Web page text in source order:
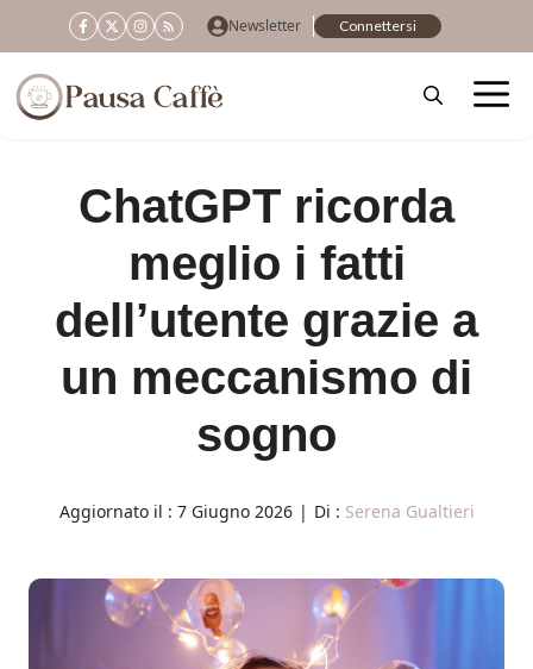
al
contenuto
Newsletter Connettersi
ChatGPT ricorda
meglio i fatti
dell’utente grazie a
un meccanismo di
sogno
Aggiornato il : 7 Giugno 2026 | Di : Serena Gualtieri